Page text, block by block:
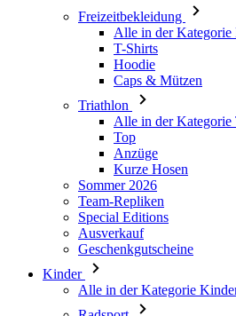
Freizeitbekleidung
Alle in der Kategorie
T-Shirts
Hoodie
Caps & Mützen
Triathlon
Alle in der Kategorie
Top
Anzüge
Kurze Hosen
Sommer 2026
Team-Repliken
Special Editions
Ausverkauf
Geschenkgutscheine
Kinder
Alle in der Kategorie